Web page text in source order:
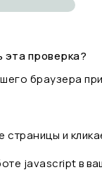
эта проверка?
браузера
страницы и
javascript в